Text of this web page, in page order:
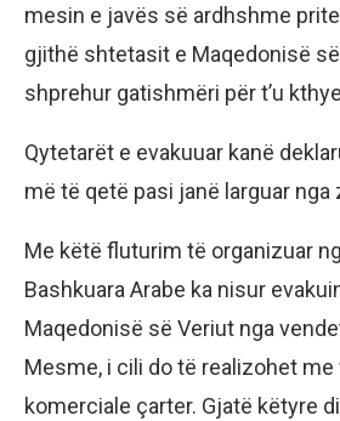
mesin e javës së ardhshme
gjithë shtetasit e Maqedonisë
shprehur gatishmëri për t’u
Qytetarët e evakuuar kanë
më të qetë pasi janë larguar nga
Me këtë fluturim të organizuar
Bashkuara Arabe ka nisur
Maqedonisë së Veriut nga
Mesme, i cili do të realizohet
komerciale çarter. Gjatë këtyre